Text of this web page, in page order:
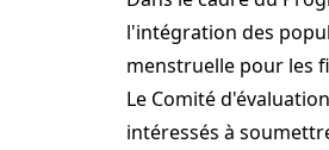
l'intégration des
menstruelle pour les
Le Comité
intéressés à